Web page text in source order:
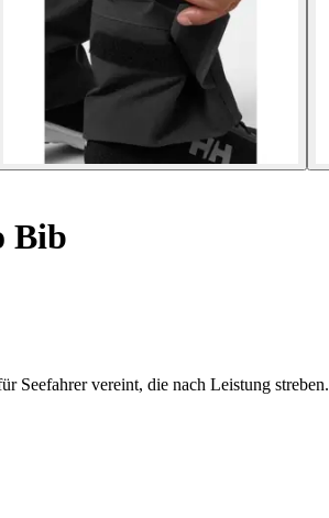
Bib
Seefahrer vereint, die nach Leistung streben.